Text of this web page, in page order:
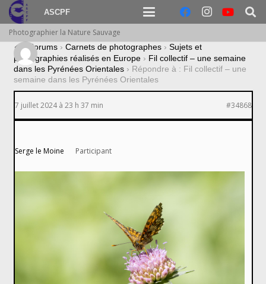
ASCPF
Photographier la Nature Sauvage
› Forums › Carnets de photographes › Sujets et
photographies réalisés en Europe › Fil collectif – une semaine
dans les Pyrénées Orientales › Répondre à : Fil collectif – une
semaine dans les Pyrénées Orientales
7 juillet 2024 à 23 h 37 min #34868
Serge le Moine Participant